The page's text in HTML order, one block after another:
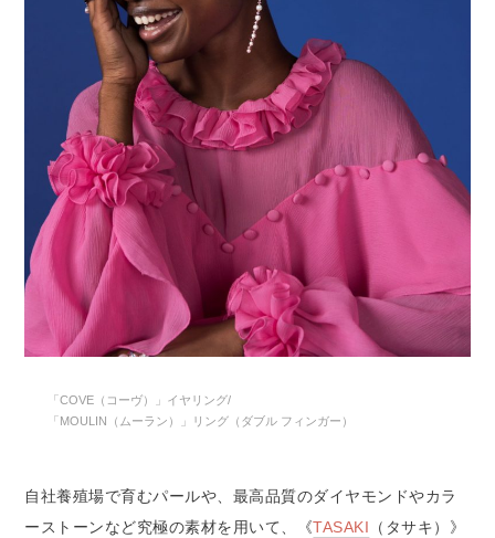
「COVE（コーヴ）」イヤリング/
「MOULIN（ムーラン）」リング（ダブル フィンガー）
自社養殖場で育むパールや、最高品質のダイヤモンドやカラ
ーストーンなど究極の素材を用いて、《TASAKI （タサキ）》